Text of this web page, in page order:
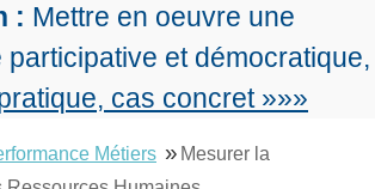
: Mettre en oeuvre une
et démocratique,
cas concret »»»
Métiers » Mesurer la